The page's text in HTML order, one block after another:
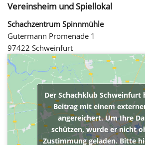
Vereinsheim und Spiellokal
Schachzentrum Spinnmühle
Gutermann Promenade 1
97422 Schweinfurt
Der Schachklub Schweinfurt
Beitrag mit einem
angereichert. Um Ihre
schützen, wurde er nicht
Zustimmung geladen. Bitte